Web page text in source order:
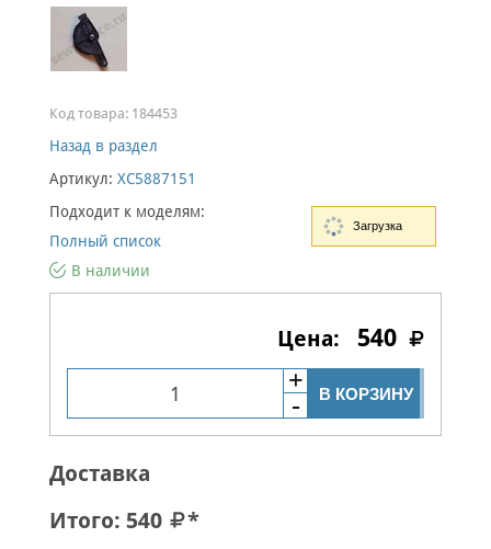
Код товара: 184453
Назад в раздел
Артикул: XC5887151
Подходит к моделям:
Полный список
В наличии
540
В КОРЗИНУ
Доставка
Итого: 540 *
Загрузка